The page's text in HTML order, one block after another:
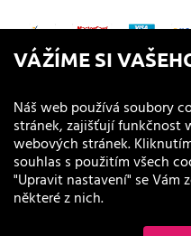
VÁŽÍME SI
Náš web používá soubory
stránek, zajišťují funkčnost
webových stránek.
souhlas s použitím všech
"Upravit nastavení" se Vám
některé z nich.